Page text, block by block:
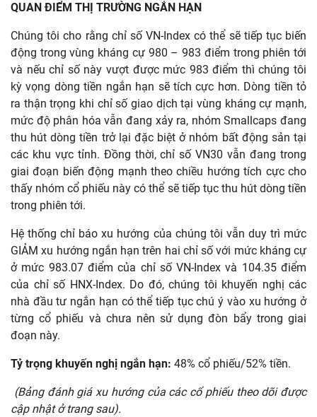
QUAN ĐIỂM THỊ TRƯỜNG NGẮN HẠN
Chúng tôi cho rằng chỉ số VN-Index có thể sẽ tiếp tục biến
động trong vùng kháng cự 980 – 983 điểm trong phiên tới
và nếu chỉ số này vượt được mức 983 điểm thì chúng tôi
kỳ vọng dòng tiền ngắn hạn sẽ tích cực hơn. Dòng tiền tỏ
ra thận trọng khi chỉ số giao dịch tại vùng kháng cự mạnh,
mức độ phân hóa vẫn đang xảy ra, nhóm Smallcaps đang
thu hút dòng tiền trở lại đặc biệt ở nhóm bất động sản tại
các khu vực tỉnh. Đồng thời, chỉ số VN30 vẫn đang trong
giai đoạn biến động mạnh theo chiều hướng tích cực cho
thấy nhóm cổ phiếu này có thể sẽ tiếp tục thu hút dòng tiền
trong phiên tới.
Hệ thống chỉ báo xu hướng của chúng tôi vẫn duy trì mức
GIẢM xu hướng ngắn hạn trên hai chỉ số với mức kháng cự
ở mức 983.07 điểm của chỉ số VN-Index và 104.35 điểm
của chỉ số HNX-Index. Do đó, chúng tôi khuyến nghị các
nhà đầu tư ngắn hạn có thể tiếp tục chú ý vào xu hướng ở
từng cổ phiếu và chưa nên sử dụng đòn bẩy trong giai
đoạn này.
Tỷ trọng khuyến nghị ngắn hạn: 48% cổ phiếu/52% tiền.
(Bảng đánh giá xu hướng của các cổ phiếu theo dõi được
cập nhật ở trang sau).